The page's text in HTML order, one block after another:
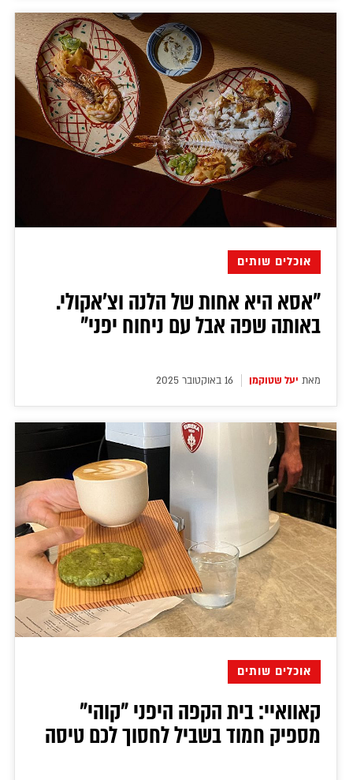
אוכלים שותים
"אסא היא אחות של הלנה וצ׳אקולי.
באותה שפה אבל עם ניחוח יפני"
מאת יעל שטוקמן 16 באוקטובר 2025
אוכלים שותים
קאוואיי: בית הקפה היפני "קוהי"
מספיק חמוד בשביל לחסוך לכם טיסה